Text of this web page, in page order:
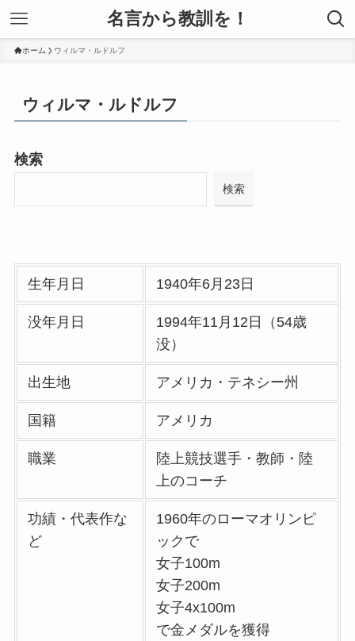
名言から教訓を！
ホーム ウィルマ・ルドルフ
ウィルマ・ルドルフ
検索
検索
生年月日 1940年6月23日
没年月日
1994年11月12日（54歳
没）
出生地 アメリカ・テネシー州
国籍 アメリカ
職業
陸上競技選手・教師・陸
上のコーチ
功績・代表作な
ど
1960年のローマオリンピ
ックで
女子100m
女子200m
女子4x100m
で金メダルを獲得